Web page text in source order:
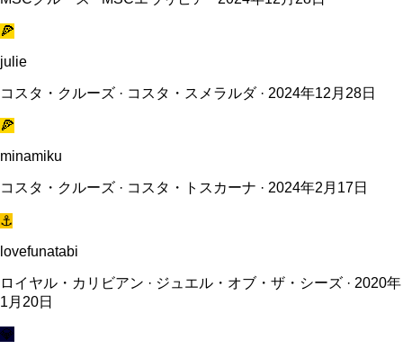
🍕
julie
コスタ・クルーズ · コスタ・スメラルダ · 2024年12月28日
🍕
minamiku
コスタ・クルーズ · コスタ・トスカーナ · 2024年2月17日
⚓
lovefunatabi
ロイヤル・カリビアン · ジュエル・オブ・ザ・シーズ · 2020年
1月20日
💎